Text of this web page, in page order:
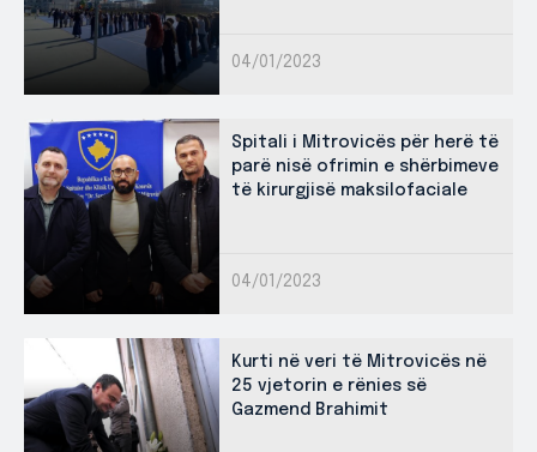
04/01/2023
Spitali i Mitrovicës për herë të
parë nisë ofrimin e shërbimeve
të kirurgjisë maksilofaciale
04/01/2023
Kurti në veri të Mitrovicës në
25 vjetorin e rënies së
Gazmend Brahimit